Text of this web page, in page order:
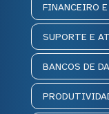
FINANCEIRO
SUPORTE E
BANCOS DE